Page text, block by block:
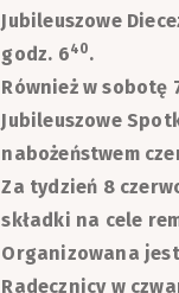
Jubileuszowe
godz. 640.
Również w sobotę
Jubileuszowe
nabożeństwem
Za tydzień 8
składki na cele
Organizowana
Radecznicy w